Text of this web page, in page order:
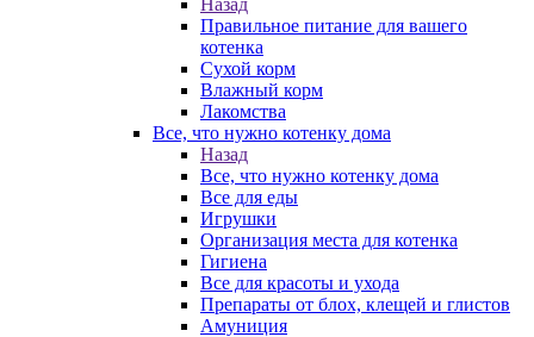
Назад
Правильное питание для вашего
котенка
Сухой корм
Влажный корм
Лакомства
Все, что нужно котенку дома
Назад
Все, что нужно котенку дома
Все для еды
Игрушки
Организация места для котенка
Гигиена
Все для красоты и ухода
Препараты от блох, клещей и глистов
Амуниция